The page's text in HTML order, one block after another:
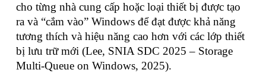
cho từng nhà cung cấp hoặc loại thiết bị được tạo
ra và “cắm vào” Windows để đạt được khả năng
tương thích và hiệu năng cao hơn với các lớp thiết
bị lưu trữ mới (Lee, SNIA SDC 2025 – Storage
Multi-Queue on Windows, 2025).